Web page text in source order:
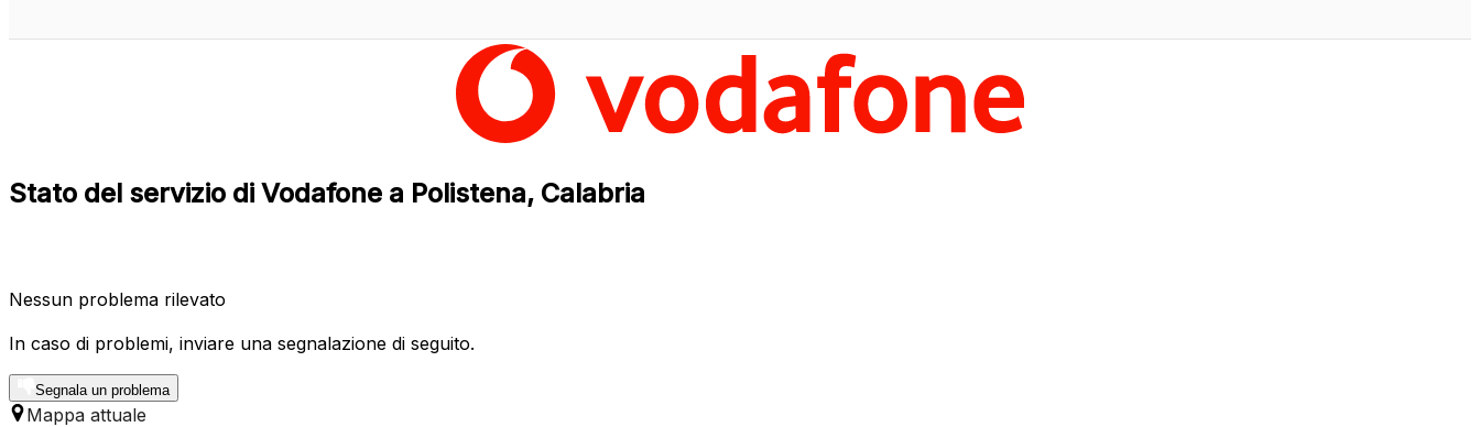
Stato del servizio di Vodafone a Polistena, Calabria
Nessun problema rilevato
In caso di problemi, inviare una segnalazione di seguito.
Segnala un problema
Mappa attuale